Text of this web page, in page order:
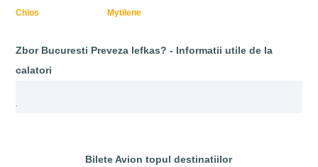
Chios
Mytilene
Zbor Bucuresti Preveza lefkas? - Informatii utile de la
calatori
.
Bilete Avion topul destinatiilor